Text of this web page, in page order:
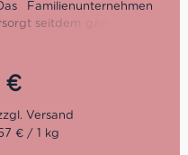
Familienunternehmen
seitdem ganz Italien
Tomatenkonserven wie
Die Tomaten
Agro Sarnese
von den Hängen des
€
€ / 1 kg